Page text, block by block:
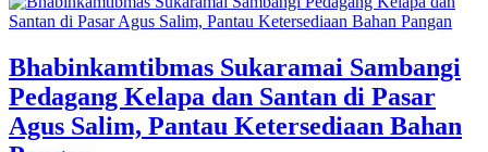
Bhabinkamtibmas Sukaramai Sambangi
Pedagang Kelapa dan Santan di Pasar
Agus Salim, Pantau Ketersediaan Bahan